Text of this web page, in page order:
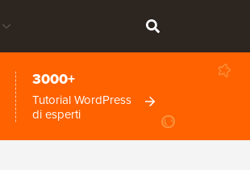
3000+
Tutorial WordPress
di esperti